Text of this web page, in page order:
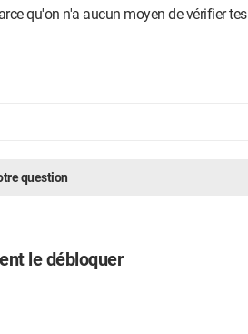
qu'on n'a aucun moyen de vérifier tes
question
le débloquer